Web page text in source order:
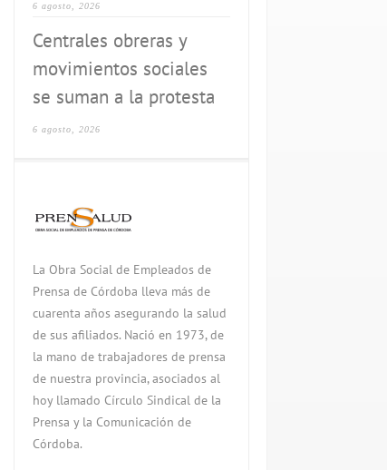
6 agosto, 2026
Centrales obreras y
movimientos sociales
se suman a la protesta
6 agosto, 2026
La Obra Social de Empleados de
Prensa de Córdoba lleva más de
cuarenta años asegurando la salud
de sus afiliados. Nació en 1973, de
la mano de trabajadores de prensa
de nuestra provincia, asociados al
hoy llamado Círculo Sindical de la
Prensa y la Comunicación de
Córdoba.